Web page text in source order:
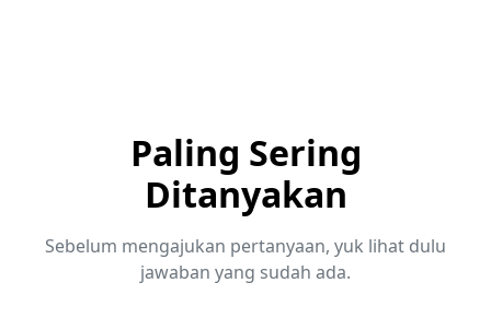
Paling Sering
Ditanyakan
Sebelum mengajukan pertanyaan, yuk lihat dulu
jawaban yang sudah ada.